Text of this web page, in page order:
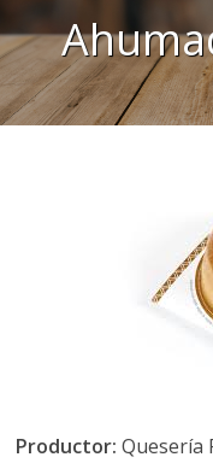
Productor: Quesería